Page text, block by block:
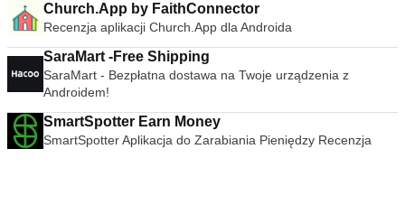
Church.App by FaithConnector
Recenzja aplikacji Church.App dla Androida
SaraMart -Free Shipping
SaraMart - Bezpłatna dostawa na Twoje urządzenia z
Androidem!
SmartSpotter Earn Money
SmartSpotter Aplikacja do Zarabiania Pieniędzy Recenzja